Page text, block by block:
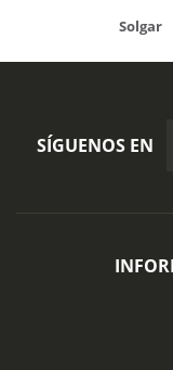
Solgar
SÍGUENOS EN